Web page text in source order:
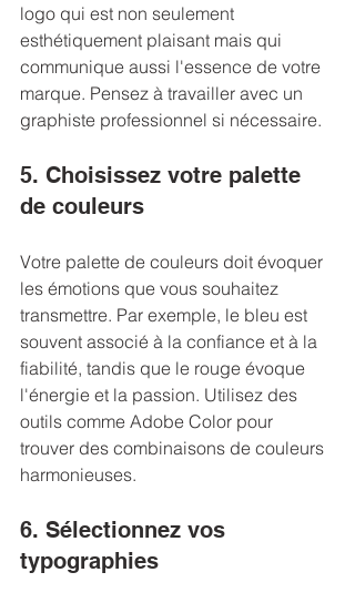
logo qui est non seulement
esthétiquement plaisant mais qui
communique aussi l'essence de votre
marque. Pensez à travailler avec un
graphiste professionnel si nécessaire.
5. Choisissez votre palette
de couleurs
Votre palette de couleurs doit évoquer
les émotions que vous souhaitez
transmettre. Par exemple, le bleu est
souvent associé à la confiance et à la
fiabilité, tandis que le rouge évoque
l'énergie et la passion. Utilisez des
outils comme Adobe Color pour
trouver des combinaisons de couleurs
harmonieuses.
6. Sélectionnez vos
typographies